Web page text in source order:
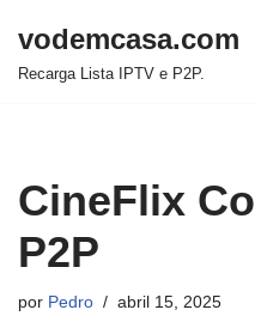
Pular
vodemcasa.com
Recarga Lista IPTV e P2P.
CineFlix
P2P
por Pedro abril 15, 2025